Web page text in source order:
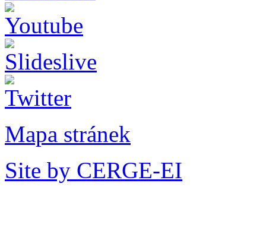
Mapa stránek
Site by CERGE-EI